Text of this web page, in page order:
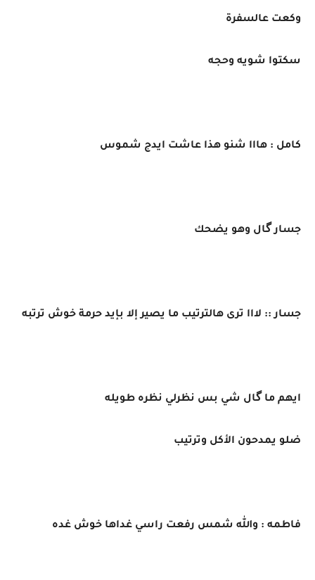
وكعت عالسفرة
سكتوا شويه وحجه
كامل : هااا شنو هذا عاشت ايدج شموس
جسار گال وهو يضحك
جسار :: لااا ترى هالترتيب ما يصير إلا بإيد حرمة خوش ترتبه
ايهم ما گال شي بس نظرلي نظره طويله
ضلو يمدحون الأكل وترتيب
فاطمه : والله شمس رفعت راسي غداها خوش غده